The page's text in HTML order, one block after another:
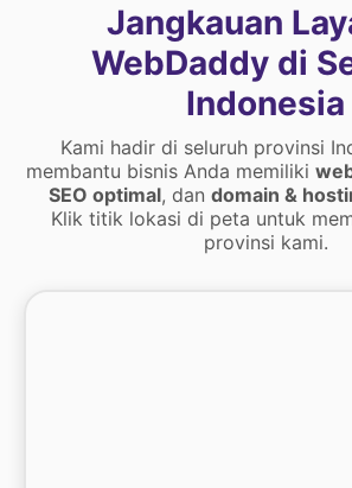
Jangkauan
WebDaddy di
Indonesia
Kami hadir di seluruh provinsi
membantu bisnis Anda memiliki
SEO optimal, dan domain &
Klik titik lokasi di peta untuk
provinsi kami.